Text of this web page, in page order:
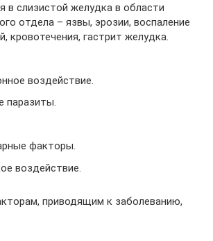
в слизистой желудка в области
отдела – язвы, эрозии, воспаление
кровотечения, гастрит желудка.
воздействие.
паразиты.
факторы.
воздействие.
приводящим к заболеванию,